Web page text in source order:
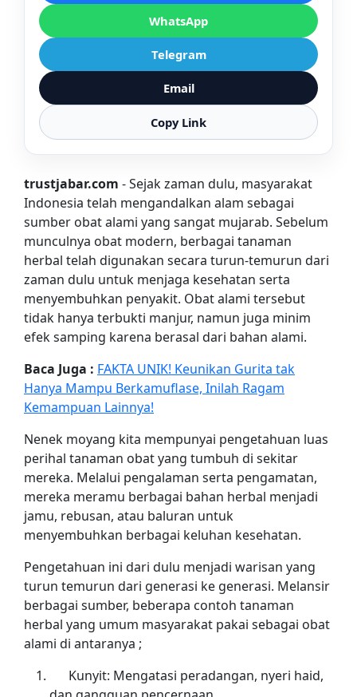
WhatsApp
Telegram
Email
Copy Link
trustjabar.com - Sejak zaman dulu, masyarakat
Indonesia telah mengandalkan alam sebagai
sumber obat alami yang sangat mujarab. Sebelum
munculnya obat modern, berbagai tanaman
herbal telah digunakan secara turun-temurun dari
zaman dulu untuk menjaga kesehatan serta
menyembuhkan penyakit. Obat alami tersebut
tidak hanya terbukti manjur, namun juga minim
efek samping karena berasal dari bahan alami.
Baca Juga : FAKTA UNIK! Keunikan Gurita tak
Hanya Mampu Berkamuflase, Inilah Ragam
Kemampuan Lainnya!
Nenek moyang kita mempunyai pengetahuan luas
perihal tanaman obat yang tumbuh di sekitar
mereka. Melalui pengalaman serta pengamatan,
mereka meramu berbagai bahan herbal menjadi
jamu, rebusan, atau baluran untuk
menyembuhkan berbagai keluhan kesehatan.
Pengetahuan ini dari dulu menjadi warisan yang
turun temurun dari generasi ke generasi. Melansir
berbagai sumber, beberapa contoh tanaman
herbal yang umum masyarakat pakai sebagai obat
alami di antaranya ;
Kunyit: Mengatasi peradangan, nyeri haid,